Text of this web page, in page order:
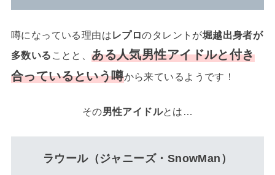
噂になっている理由はレプロのタレントが堀越出身者が
多数いる ことと、ある人気男性アイドルと付き
合っているという噂から来ているようです！
その男性アイドルとは…
ラウール（ジャニーズ・SnowMan）